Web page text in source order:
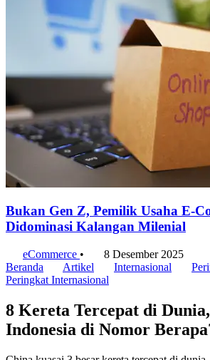
Bukan Gen Z, Pemilik Usaha E-
Didominasi Kalangan Milenial
eCommerce •
8 Desember 2025
Beranda
Artikel Internasional
Peringkat Internasional
8 Kereta Tercepat di
Indonesia di Nomor